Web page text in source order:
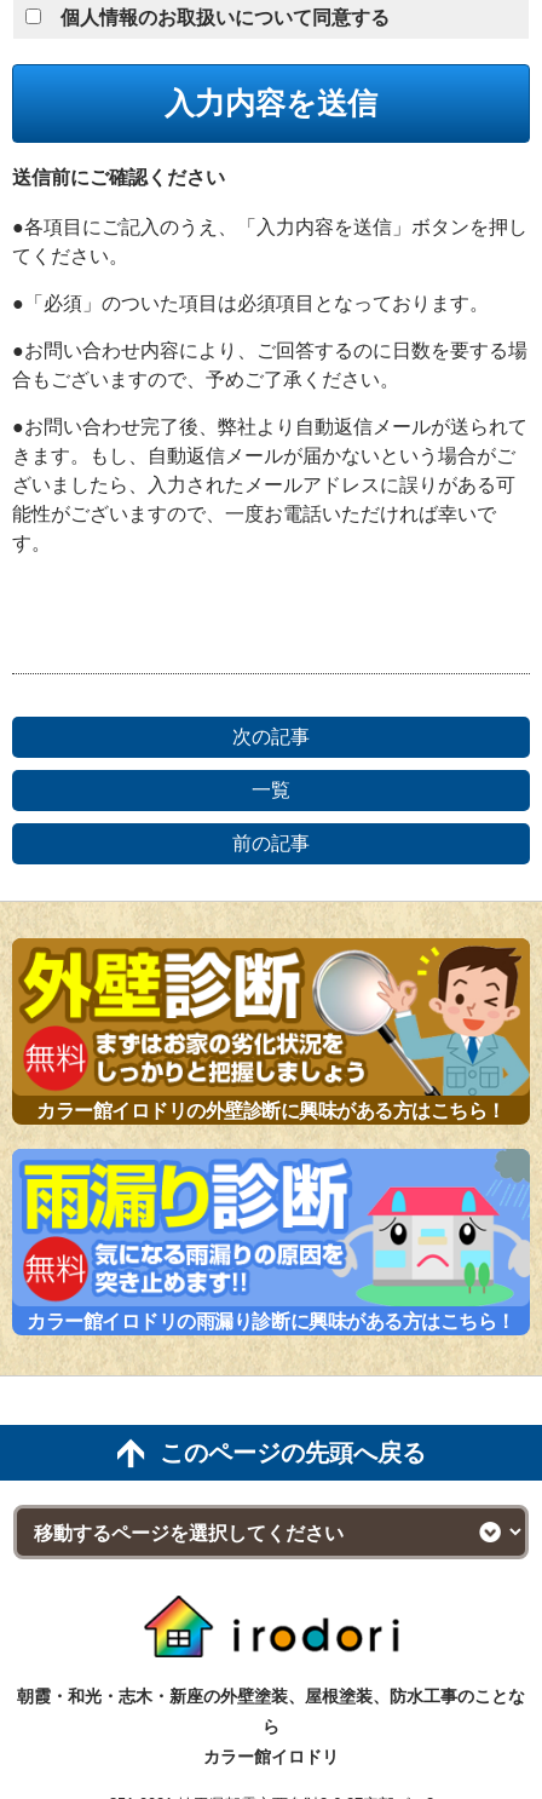
個人情報のお取扱いについて同意する
送信前にご確認ください
●各項目にご記入のうえ、「入力内容を送信」ボタンを押し
てください。
●「必須」のついた項目は必須項目となっております。
●お問い合わせ内容により、ご回答するのに日数を要する場
合もございますので、予めご了承ください。
●お問い合わせ完了後、弊社より自動返信メールが送られて
きます。もし、自動返信メールが届かないという場合がご
ざいましたら、入力されたメールアドレスに誤りがある可
能性がございますので、一度お電話いただければ幸いで
す。
次の記事
一覧
前の記事
カラー館イロドリの外壁診断に興味がある方はこちら！
カラー館イロドリの雨漏り診断に興味がある方はこちら！
このページの先頭へ戻る
朝霞・和光・志木・新座の外壁塗装、屋根塗装、防水工事のことな
ら
カラー館イロドリ